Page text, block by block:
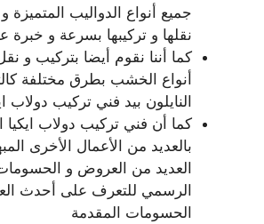
جميع أنواع الدواليب المتميزة
نقلها و تركيبها بسرعة و خبرة
كما أننا نقوم أيضا بتركيب و
أنواع الخشب بطرق مختلفة
النايلون بيد فني تركيب دولاب
كما أن فني تركيب دولاب ايكيا
بالعديد من الأعمال الأخرى
العديد من العروض و
الرسمي للتعرف على أحدث
الحسومات المقدمة